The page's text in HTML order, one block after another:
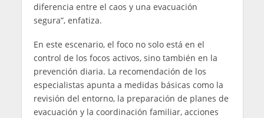
diferencia entre el caos y una evacuación
segura”, enfatiza.
En este escenario, el foco no solo está en el
control de los focos activos, sino también en la
prevención diaria. La recomendación de los
especialistas apunta a medidas básicas como la
revisión del entorno, la preparación de planes de
evacuación y la coordinación familiar, acciones